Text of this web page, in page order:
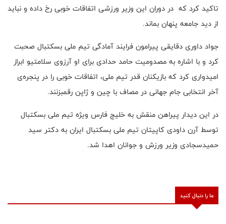
تاکید کرد که در دوران این وزیر ورزشی اتفاقات خوبی رخ داده و نباید
از دید جامعه پنهان بماند.
جواد داوری دقایقی پیرامون فرایند آمادگی تیم ملی بسکتبال صحبت
کرد و با اشاره به مصدومیت حامد حدادی برای او آرزوی سلامتیو ابراز
امیدواری کرد که بازیکنان قدر تیم ملی، اتفاقات خوبی را در پنجره‌ی
آخر انتخابی جام جهانی در مصاف با چین و ژاپن رقمبزنند.
در این دیدار پیراهن منقش به خلیج فارس ویژه تیم ملی بسکتبال
توسط آرن داودی کاپیتان تیم ملی بسکتبال ایران به دکتر سید
حمیدسجادی وزیر ورزش و جوانان اهدا شد.
ما را دنبال کنید